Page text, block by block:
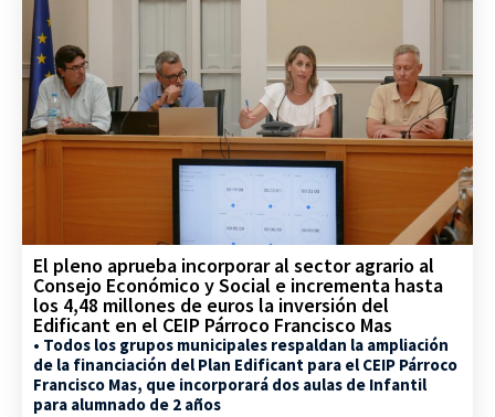
El pleno aprueba incorporar al sector agrario al
Consejo Económico y Social e incrementa hasta
los 4,48 millones de euros la inversión del
Edificant en el CEIP Párroco Francisco Mas
• Todos los grupos municipales respaldan la ampliación
de la financiación del Plan Edificant para el CEIP Párroco
Francisco Mas, que incorporará dos aulas de Infantil
para alumnado de 2 años